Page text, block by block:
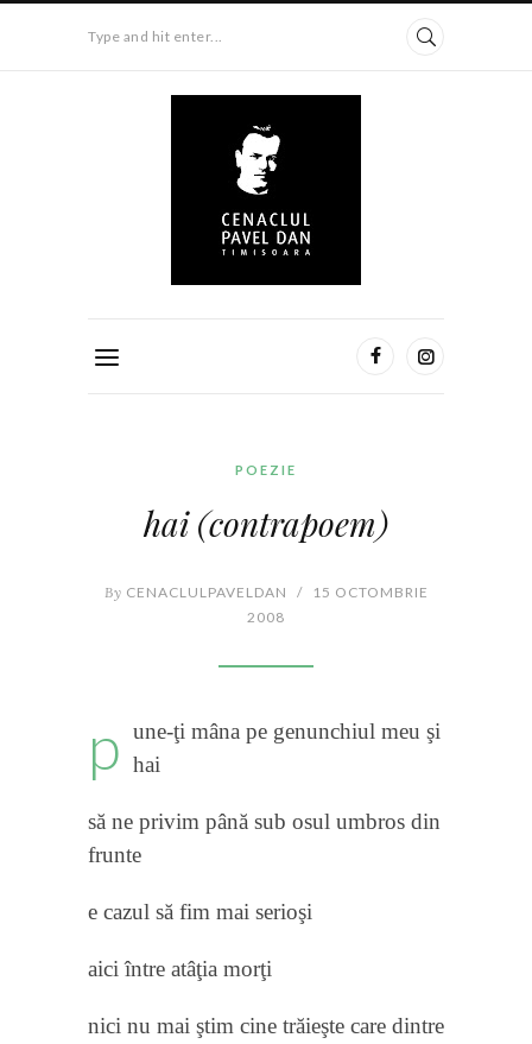
Type and hit enter...
POEZIE
hai (contrapoem)
By CENACLULPAVELDAN /
15 OCTOMBRIE
2008
p une-ţi mâna pe genunchiul meu şi
hai
să ne privim până sub osul umbros din
frunte
e cazul să fim mai serioşi
aici între atâţia morţi
nici nu mai ştim cine trăieşte care dintre